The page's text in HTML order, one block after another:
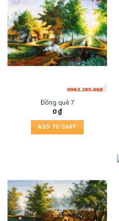
Đồng quê 7
0₫
ADD TO CART